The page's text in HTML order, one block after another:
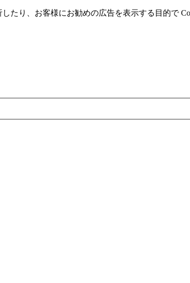
たり、お客様にお勧めの広告を表⽰する⽬的で